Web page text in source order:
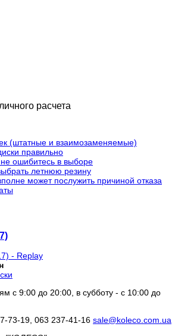
расчета
(штатные и взаимозаменяемые)
правильно
ошибитесь в выборе
летнюю резину
может послужить причиной отказа
с 9:00 до 20:00, в субботу - с 10:00 до
73-19, 063 237-41-16 sale@koleco.com.ua